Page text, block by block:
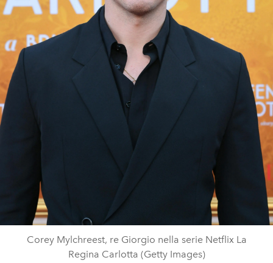
Corey Mylchreest, re Giorgio nella serie Netflix La
Regina Carlotta (Getty Images)